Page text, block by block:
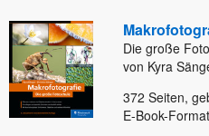
Die große
von Kyra
372 Seiten,
E-Book-